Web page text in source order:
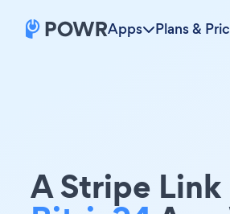
Apps Plans &
A Stripe Link